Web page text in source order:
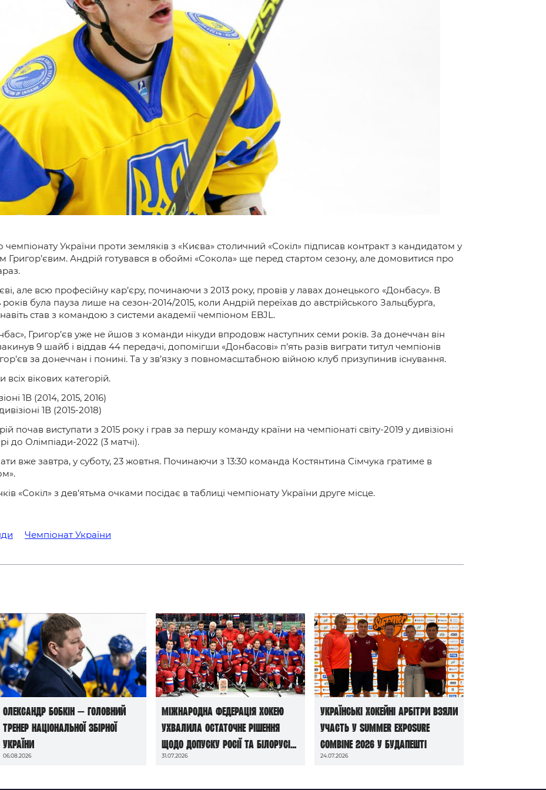
України проти земляків з «Києва» столичний «Сокіл» підписав контракт з кандидатом у
Григор’євим. Андрій готувався в обоймі «Сокола» ще перед стартом сезону, але домовитися про
але всю професійну кар’єру, починаючи з 2013 року, провів у лавах донецького «Донбасу». В
років була пауза лише на сезон-2014/2015, коли Андрій переїхав до австрійського Зальцбурґа,
став з командою з системи академії чемпіоном EBJL.
Григор’єв уже не йшов з команди нікуди впродовж наступних семи років. За донеччан він
9 шайб і віддав 44 передачі, допомігши «Донбасові» п’ять разів виграти титул чемпіонів
за донеччан і понині. Та у зв’язку з повномасштабною війною клуб призупинив існування.
всіх вікових категорій.
1В (2014, 2015, 2016)
1В (2015-2018)
почав виступати з 2015 року і грав за першу команду країни на чемпіонаті світу-2019 у дивізіоні
до Олімпіади-2022 (3 матчі).
вже завтра, у суботу, 23 жовтня. Починаючи з 13:30 команда Костянтина Сімчука гратиме в
«Сокіл» з дев’ятьма очками посідає в таблиці чемпіонату України друге місце.
Чемпіонат України
Олександр Бобкін — головний
тренер національної збірної
України
06.08.2026
Міжнародна федерація хокею
ухвалила остаточне рішення
щодо допуску росії та білорусі
до чемпіонатів світу сезону
31.07.2026
Українські хокейні арбітри взяли
участь у Summer Exposure
Combine 2026 у Будапешті
24.07.2026